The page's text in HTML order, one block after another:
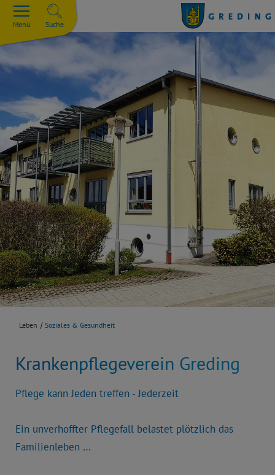
Menü Suche
Leben Soziales & Gesundheit
Krankenpflegeverein Greding
Pflege kann Jeden treffen - Jederzeit
Ein unverhoffter Pflegefall belastet plötzlich das
Familienleben …